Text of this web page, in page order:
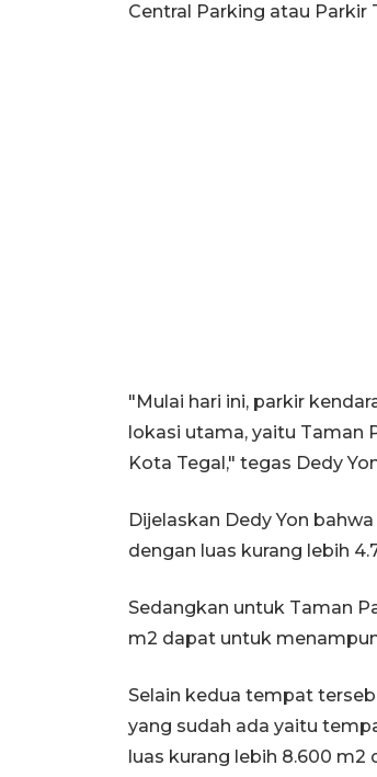
Central Parking atau Parkir
"Mulai hari ini, parkir
lokasi utama, yaitu Taman
Kota Tegal," tegas Dedy
Dijelaskan Dedy Yon
dengan luas kurang lebih
Sedangkan untuk Taman
m2 dapat untuk
Selain kedua tempat
yang sudah ada yaitu
luas kurang lebih 8.600